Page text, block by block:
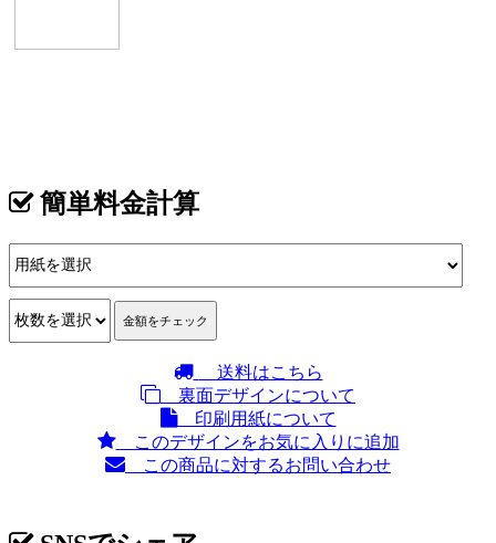
簡単料金計算
送料はこちら
裏面デザインについて
印刷用紙について
このデザインをお気に入りに追加
この商品に対するお問い合わせ